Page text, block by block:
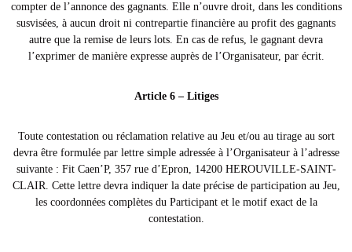
compter de l’annonce des gagnants. Elle n’ouvre droit, dans les conditions
susvisées, à aucun droit ni contrepartie financière au profit des gagnants
autre que la remise de leurs lots. En cas de refus, le gagnant devra
l’exprimer de manière expresse auprès de l’Organisateur, par écrit.
Article 6 – Litiges
Toute contestation ou réclamation relative au Jeu et/ou au tirage au sort
devra être formulée par lettre simple adressée à l’Organisateur à l’adresse
suivante : Fit Caen’P, 357 rue d’Epron, 14200 HEROUVILLE-SAINT-
CLAIR. Cette lettre devra indiquer la date précise de participation au Jeu,
les coordonnées complètes du Participant et le motif exact de la
contestation.